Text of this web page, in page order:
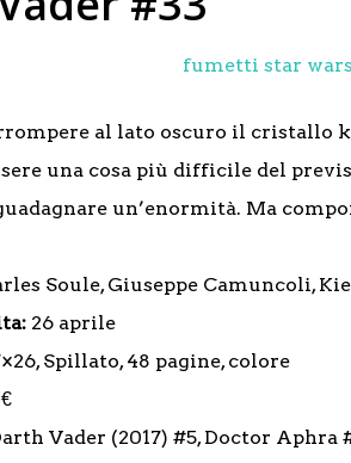
al lato oscuro il cristallo
una cosa più difficile del
un’enormità. Ma
Soule, Giuseppe Camuncoli,
26 aprile
Spillato, 48 pagine, colore
Vader (2017) #5, Doctor Aphra